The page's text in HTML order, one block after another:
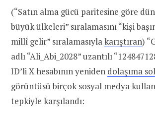
(“Satın alma gücü paritesine göre
büyük ülkeleri” sıralamasını “kişi
millî gelir” sıralamasıylakarıştıran)
adlı “Ali_Abi_2028” uzantılı
ID’li X hesabının yeniden dolaşıma
görüntüsü birçok sosyal medya
tepkiyle karşılandı: